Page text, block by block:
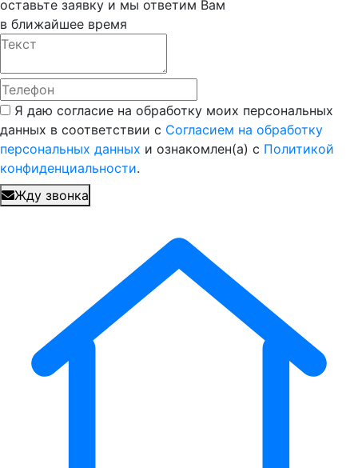
оставьте заявку и мы ответим Вам
в ближайшее время
Я даю согласие на обработку моих персональных
данных в соответствии с Согласием на обработку
персональных данных и ознакомлен(а) с Политикой
конфиденциальности.
Жду звонка